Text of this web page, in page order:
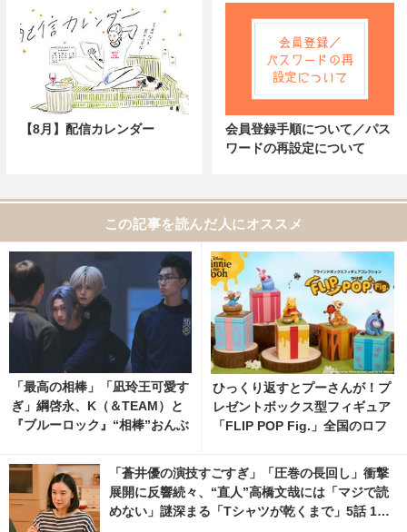
【8月】配信カレンダー
会員登録手順について／パス
ワードの再設定について
この記事を読んだ人にオススメ
「最高の相棒」「凪玲王可愛す
ぎ」綱啓永、K（＆TEAM）と
『ブルーロック』“相棒”おんぶ
像 | cinemacafe.net
ひっくり返すとプーさんが！プ
レゼントボックス型フィギュア
「FLIP POP Fig.」全国のロフ
「蒼井優の演技すごすぎ」「圧巻の長回し」衝撃
展開に反響続々、“直人”高橋文哉には「マジで読
めない」謎深まる「Tシャツが乾くまで」5話 1枚